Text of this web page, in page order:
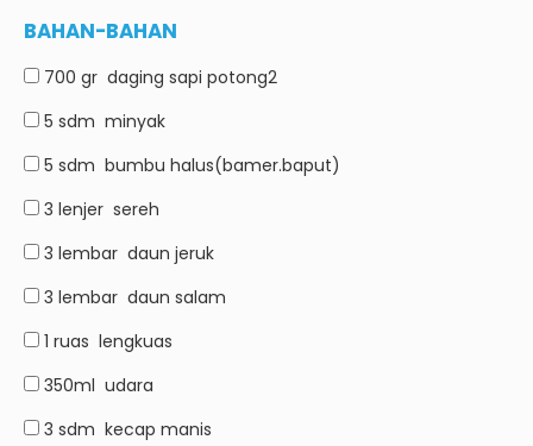
BAHAN-BAHAN
700 gr daging sapi potong2
5 sdm minyak
5 sdm bumbu halus(bamer.baput)
3 lenjer sereh
3 lembar daun jeruk
3 lembar daun salam
1 ruas lengkuas
350ml udara
3 sdm kecap manis